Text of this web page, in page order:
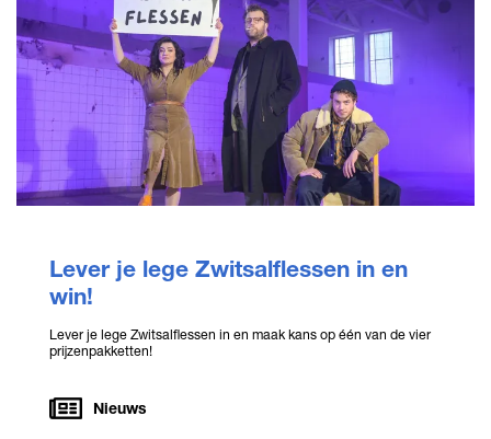
Lever je lege Zwitsalflessen in en
win!
Lever je lege Zwitsalflessen in en maak kans op één van de vier
prijzenpakketten!
Nieuws